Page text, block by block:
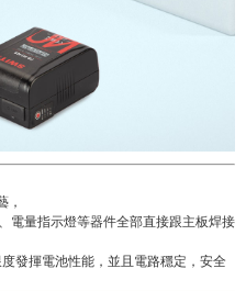
，
電量指示燈等器件全部直接跟主板焊接
發揮電池性能，並且電路穩定，安全